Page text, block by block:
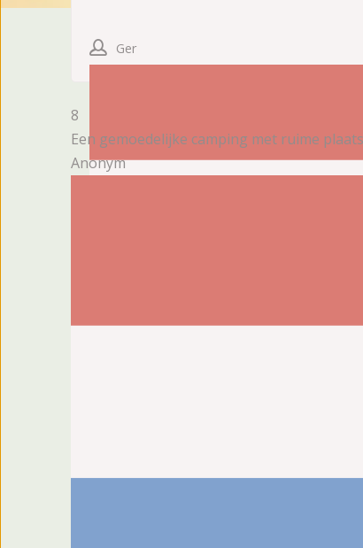
Ger
8
Een gemoedelijke camping met ruime
Anonym